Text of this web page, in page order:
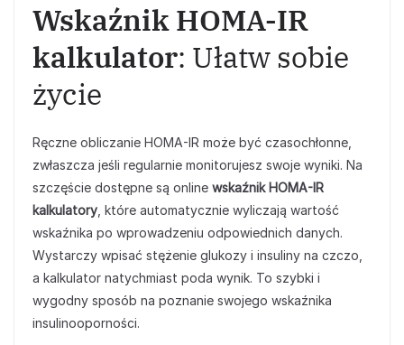
Wskaźnik HOMA-IR
kalkulator: Ułatw sobie
życie
Ręczne obliczanie HOMA-IR może być czasochłonne,
zwłaszcza jeśli regularnie monitorujesz swoje wyniki. Na
szczęście dostępne są online wskaźnik HOMA-IR
kalkulatory , które automatycznie wyliczają wartość
wskaźnika po wprowadzeniu odpowiednich danych.
Wystarczy wpisać stężenie glukozy i insuliny na czczo,
a kalkulator natychmiast poda wynik. To szybki i
wygodny sposób na poznanie swojego wskaźnika
insulinooporności.